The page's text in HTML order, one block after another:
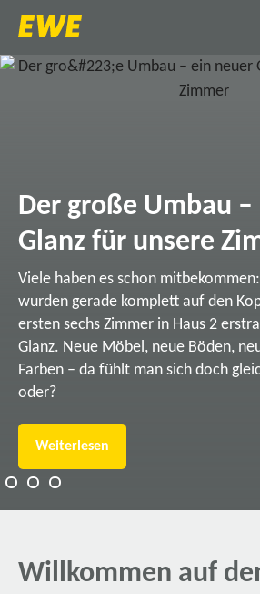
Der große Umbau
Glanz für unsere
Viele haben es schon
wurden gerade komplett auf den
ersten sechs Zimmer in Haus 2
Glanz. Neue Möbel, neue Böden,
Farben – da fühlt man sich doch
oder?
Weiterlesen
Willkommen auf